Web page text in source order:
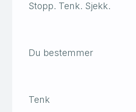
Stopp. Tenk. Sjekk.
Du bestemmer
Tenk